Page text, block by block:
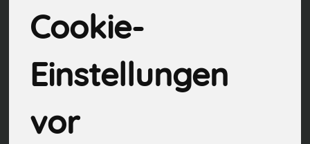
Cookie-
Einstellungen
vor
Allergene